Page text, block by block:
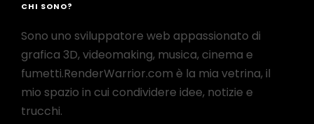
CHI SONO?
Sono uno sviluppatore web appassionato di
grafica 3D, videomaking, musica, cinema e
fumetti.RenderWarrior.com è la mia vetrina, il
mio spazio in cui condividere idee, notizie e
trucchi.